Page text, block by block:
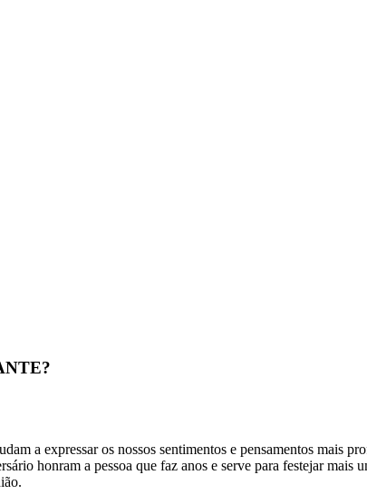
a expressar os nossos sentimentos e pensamentos mais
honram a pessoa que faz anos e serve para festejar